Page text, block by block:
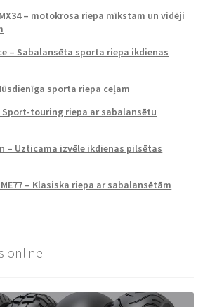
– motokrosa riepa mīkstam un vidēji
– Sabalansēta sporta riepa ikdienas
sporta riepa ceļam
Sport-touring riepa ar sabalansētu
– Uzticama izvēle ikdienas pilsētas
– Klasiska riepa ar sabalansētām
online